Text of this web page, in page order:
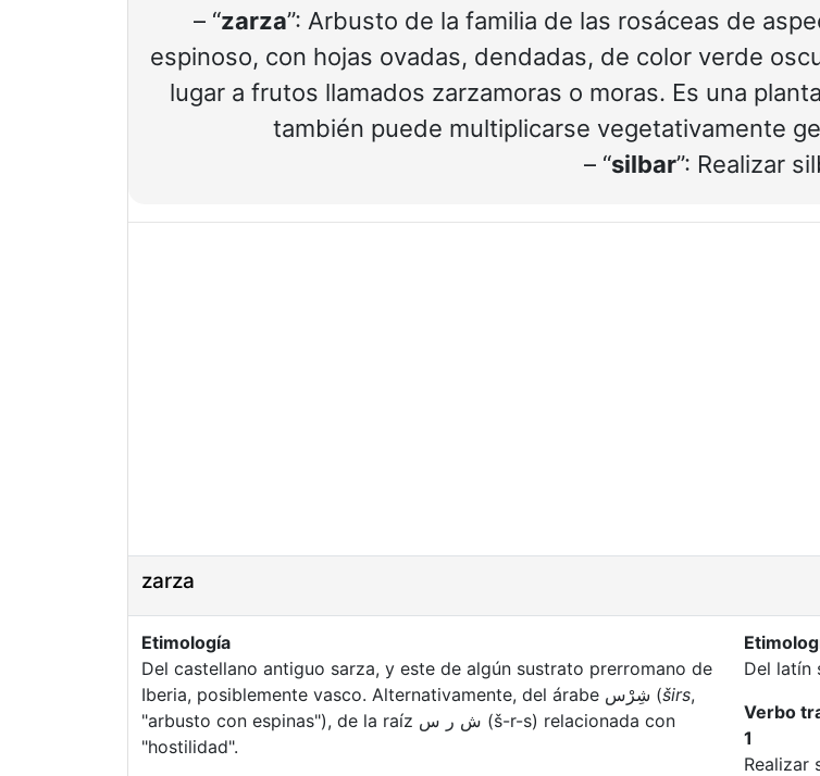
– “zarza”: Arbusto de la familia de las rosáceas de
espinoso, con hojas ovadas, dendadas, de color verde
lugar a frutos llamados zarzamoras o moras. Es una
también puede multiplicarse vegetativamente
– “silbar”: Realizar
zarza
Etimología
Del castellano antiguo sarza, y este de algún sustrato prerromano de
Iberia, posiblemente vasco. Alternativamente, del árabe شِرْس (širs,
"arbusto con espinas"), de la raíz ش ر س (š-r-s) relacionada con
"hostilidad".
Del latín
Verbo
1
Realizar